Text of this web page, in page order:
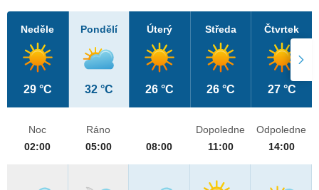
Neděle
29 °C
Pondělí
32 °C
Úterý
26 °C
Středa
26 °C
Čtvrtek
27 °C
Noc
02:00
Ráno
05:00
08:00
Dopoledne
11:00
Odpoledne
14:00